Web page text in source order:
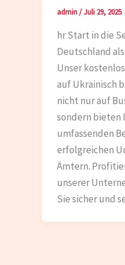
admin/Juli 29, 2025
hr Start in die
Deutschland
Unser
auf Ukrainisch
nicht nur auf
sondern bieten
umfassenden
erfolgreichen
Ämtern.
unserer
Sie sicher und